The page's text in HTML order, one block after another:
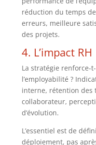
réduction du temps
erreurs, meilleure
des projets.
4. L’impact RH
La stratégie renforce-
l’employabilité ?
interne, rétention des
collaborateur,
d’évolution.
L’essentiel est de
déploiement, pas